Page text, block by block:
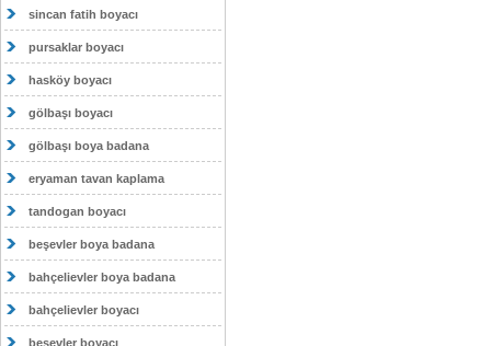
sincan fatih boyacı
pursaklar boyacı
hasköy boyacı
gölbaşı boyacı
gölbaşı boya badana
eryaman tavan kaplama
tandogan boyacı
beşevler boya badana
bahçelievler boya badana
bahçelievler boyacı
beşevler boyacı